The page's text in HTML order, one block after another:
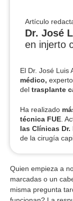
Artículo
Dr. José
en injerto
El Dr. José Luis
médico,
del trasplante
Ha realizado
técnica FUE .
las Clínicas Dr.
de la cirugía
Quien empieza a
marcadas o un
misma pregunta